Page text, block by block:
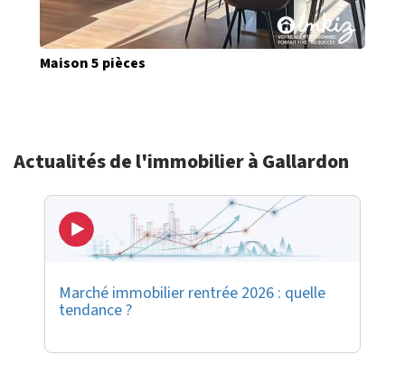
Maison 5 pièces
Actualités de l'immobilier à Gallardon
Marché immobilier rentrée 2026 : quelle
tendance ?